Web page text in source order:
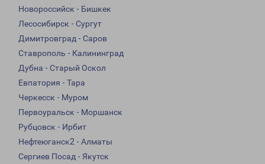
Новороссийск - Бишкек
Лесосибирск - Сургут
Димитровград - Саров
Ставрополь - Калининград
Дубна - Старый Оскол
Евпатория - Тара
Черкесск - Муром
Первоуральск - Моршанск
Рубцовск - Ирбит
Нефтеюганск2 - Алматы
Сергиев Посад - Якутск